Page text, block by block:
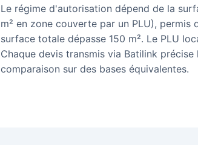
Le régime d'autorisation dépend de la
m² en zone couverte par un PLU),
surface totale dépasse 150 m². Le PLU
Chaque devis transmis via Batilink
comparaison sur des bases équivalentes.